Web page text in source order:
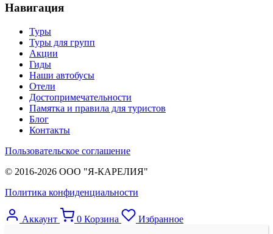
Навигация
Туры
Туры для групп
Акции
Гиды
Наши автобусы
Отели
Достопримечательности
Памятка и правила для туристов
Блог
Контакты
Пользовательское соглашение
© 2016-2026 ООО "Я-КАРЕЛИЯ"
Политика конфиденциальности
Аккаунт 0 Корзина Избранное